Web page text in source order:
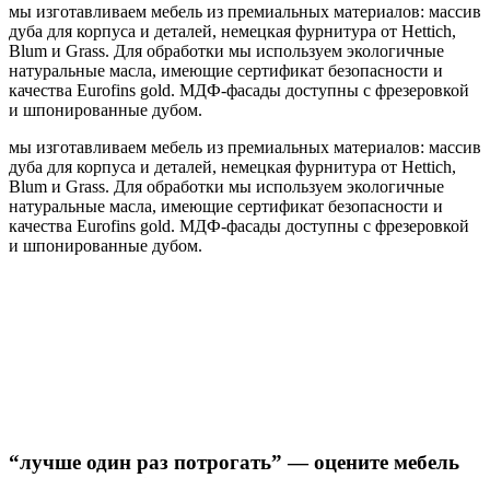
мы изготавливаем мебель из премиальных материалов: массив
дуба для корпуса и деталей, немецкая фурнитура от Hettich,
Blum и Grass. Для обработки мы используем экологичные
натуральные масла, имеющие сертификат безопасности и
качества Eurofins gold. МДФ-фасады доступны с фрезеровкой
и шпонированные дубом.
мы изготавливаем мебель из премиальных материалов: массив
дуба для корпуса и деталей, немецкая фурнитура от Hettich,
Blum и Grass. Для обработки мы используем экологичные
натуральные масла, имеющие сертификат безопасности и
качества Eurofins gold. МДФ-фасады доступны с фрезеровкой
и шпонированные дубом.
“лучше один раз потрогать” — оцените мебель